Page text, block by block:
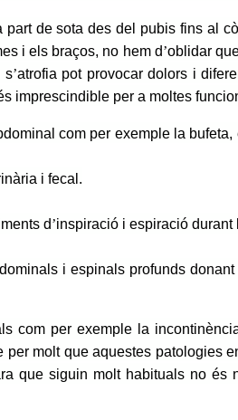
de sota des del pubis fins al
i els braços, no hem d’oblidar
s’atrofia pot provocar dolors i
imprescindible per a moltes
com per exemple la bufeta,
i fecal.
d’inspiració i espiració durant
i espinals profunds
com per exemple la
molt que aquestes patologies
que siguin molt habituals no és